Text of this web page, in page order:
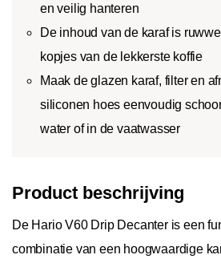
en veilig hanteren
De inhoud van de karaf is
kopjes van de lekkerste koffie
Maak de glazen karaf, filter en
siliconen hoes eenvoudig
water of in de vaatwasser
Product beschrijving
De Hario V60 Drip Decanter is een
combinatie van een hoogwaardige